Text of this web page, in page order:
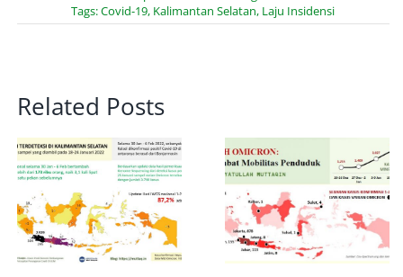
Tags:Covid-19, Kalimantan Selatan, Laju Insidensi
Related Posts